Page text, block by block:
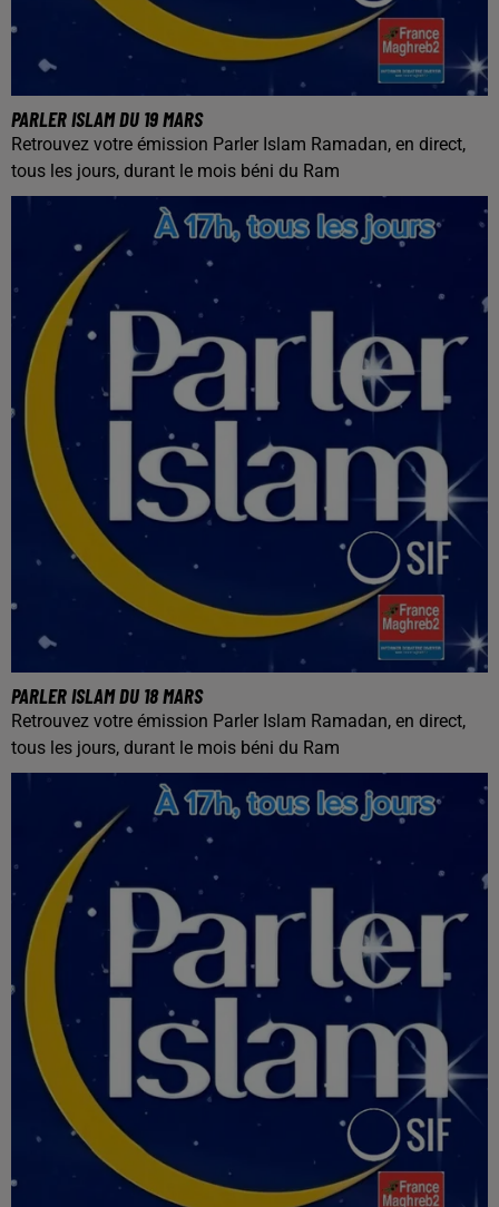
PARLER ISLAM DU 19 MARS
Retrouvez votre émission Parler Islam Ramadan, en direct,
tous les jours, durant le mois béni du Ram
PARLER ISLAM DU 18 MARS
Retrouvez votre émission Parler Islam Ramadan, en direct,
tous les jours, durant le mois béni du Ram